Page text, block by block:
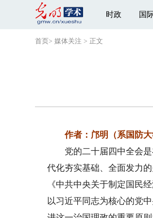
时政 国
首页 > 媒体关注 > 正文
作者：邝明（系国防
党的二十届四中全会是
代化夯实基础、全面发力
《中共中央关于制定国民
以习近平同志为核心的党